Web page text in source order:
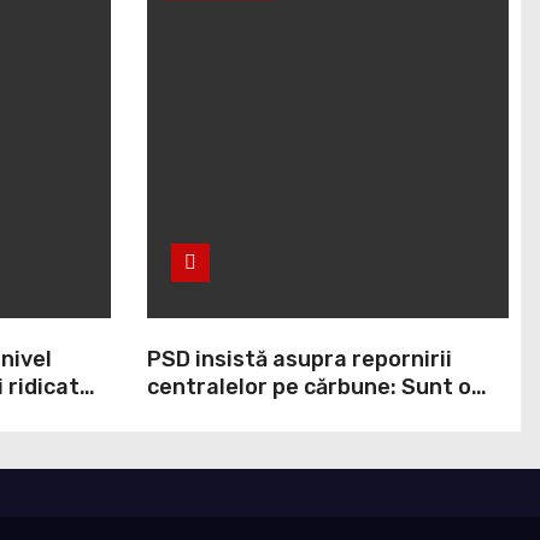
ridicat
că
PSD insistă asupra repornirii
centralelor pe cărbune: Sunt o